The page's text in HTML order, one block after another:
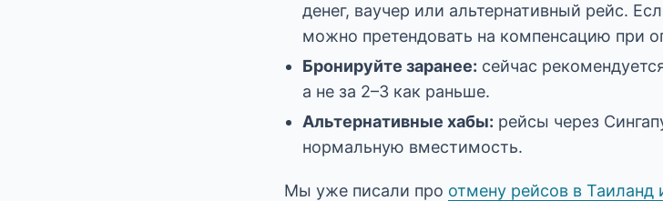
денег, ваучер или альтернативный рейс.
можно претендовать на компенсацию при
Бронируйте заранее: сейчас
а не за 2–3 как раньше.
Альтернативные хабы: рейсы через
нормальную вместимость.
Мы уже писали про отмену рейсов в